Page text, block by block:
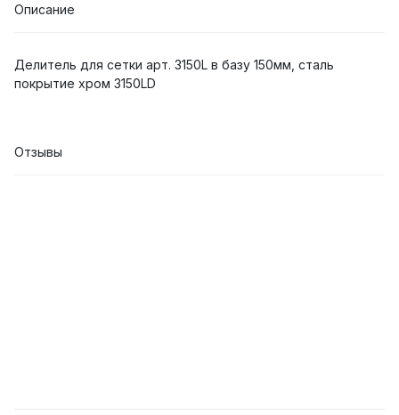
Описание
Делитель для сетки арт. 3150L в базу 150мм, сталь
покрытие хром 3150LD
Отзывы